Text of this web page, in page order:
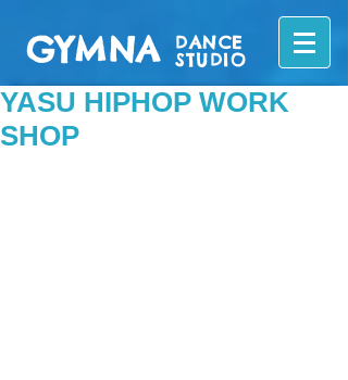
GYMNA
DANCE
STUDIO
YASU HIPHOP WORK
SHOP